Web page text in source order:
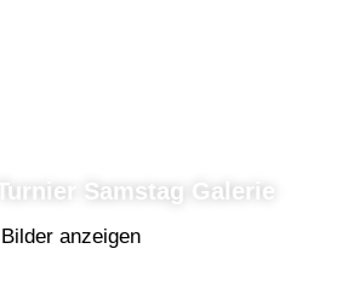
Samstag Galerie
Bilder anzeigen